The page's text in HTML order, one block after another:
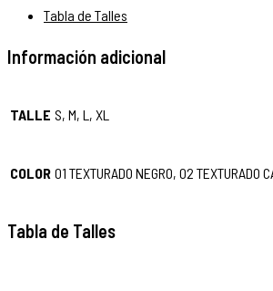
Tabla de Talles
Información adicional
TALLE S, M, L, XL
COLOR 01 TEXTURADO NEGRO, 02 TEXTURADO
Tabla de Talles